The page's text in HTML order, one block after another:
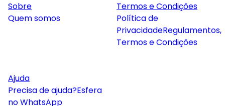
Sobre
Quem somos
Termos e Condições
Política de
PrivacidadeRegulamentos,
Termos e Condições
Ajuda
Precisa de ajuda?Esfera
no WhatsApp